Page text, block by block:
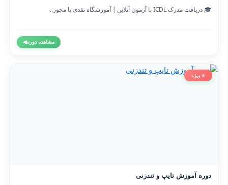
🎓 دریافت مدرک ICDL با آزمون آنلاین | آموزشگاه نقدی با مجوز...
مشاهده دوره◀
⭐ ویژه
دوره آموزش تایپ و تندزنی